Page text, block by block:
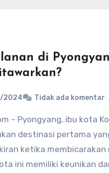
di
2024 Tidak ada komentar
destinasi pertama
ketika membicarakan
ini memiliki keunikan